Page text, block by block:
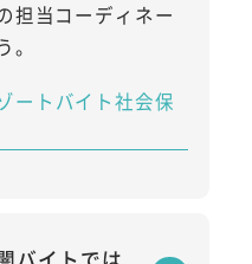
担当コーディネー
ートバイト社会保